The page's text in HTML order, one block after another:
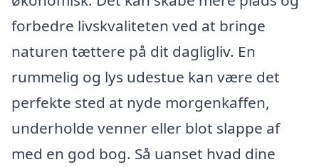
forbedre livskvaliteten ved at bringe
naturen tættere på dit dagligliv. En
rummelig og lys udestue kan være det
perfekte sted at nyde morgenkaffen,
underholde venner eller blot slappe af
med en god bog. Så uanset hvad dine